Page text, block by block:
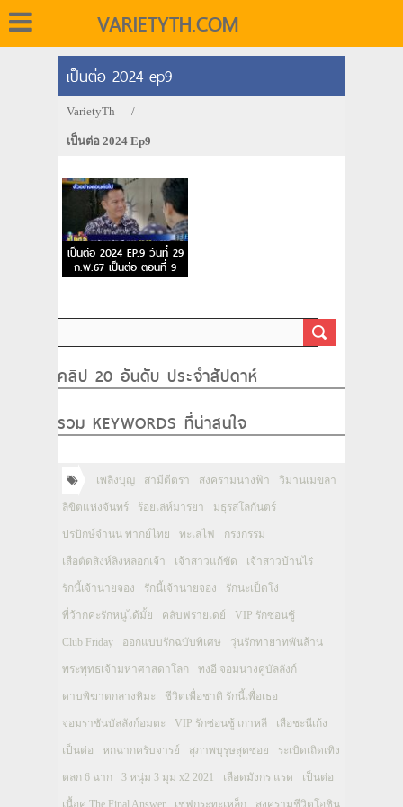
VARIETYTH.COM
เป็นต่อ 2024 ep9
VarietyTh /
เป็นต่อ 2024 Ep9
เป็นต่อ 2024 EP.9 วันที่ 29
ก.พ.67 เป็นต่อ ตอนที่ 9
คลิป 20 อันดับ ประจำสัปดาห์
รวม KEYWORDS ที่น่าสนใจ
เพลิงบุญ สามีตีตรา สงครามนางฟ้า วิมานเมขลา
ลิขิตแห่งจันทร์ ร้อยเล่ห์มารยา มธุรสโลกันตร์
ปรปักษ์จำนน พากย์ไทย ทะเลไฟ กรงกรรม
เสือตัดสิงห์ลิงหลอกเจ้า เจ้าสาวแก้ขัด เจ้าสาวบ้านไร่
รักนี้เจ้านายจอง รักนี้เจ้านายจอง รักนะเป็ดโง่
พี่ว้ากคะรักหนูได้มั้ย คลับฟรายเดย์ VIP รักซ่อนชู้
Club Friday ออกแบบรักฉบับพิเศษ วุ่นรักทายาทพันล้าน
พระพุทธเจ้ามหาศาสดาโลก ทงอี จอมนางคู่บัลลังก์
ดาบพิฆาตกลางหิมะ ชีวิตเพื่อชาติ รักนี้เพื่อเธอ
จอมราชันบัลลังก์อมตะ VIP รักซ่อนชู้ เกาหลี เสือชะนีเก้ง
เป็นต่อ หกฉากครับจารย์ สุภาพบุรุษสุดซอย ระเบิดเถิดเทิง
ตลก 6 ฉาก 3 หนุ่ม 3 มุม x2 2021 เลือดมังกร แรด เป็นต่อ
เนื้อคู่ The Final Answer เชฟกระทะเหล็ก สงครามชีวิตโอชิน